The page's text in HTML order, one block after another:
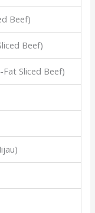
Beef)
Beef)
Sliced Beef)